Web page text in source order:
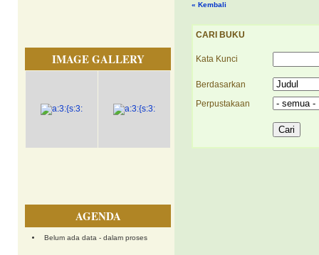
IMAGE GALLERY
AGENDA
Belum ada data - dalam proses
« Kembali
CARI BUKU
Kata Kunci
Berdasarkan
Perpustakaan